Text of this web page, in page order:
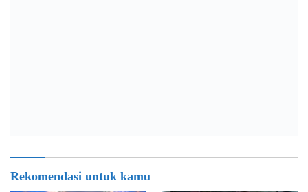
Rekomendasi untuk kamu